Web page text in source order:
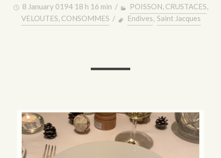
8 January 0194 18 h 16 min / POISSON, CRUSTACES,
VELOUTES, CONSOMMES / Endives, Saint Jacques